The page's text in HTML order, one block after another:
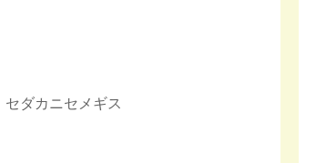
ダカニセメギス